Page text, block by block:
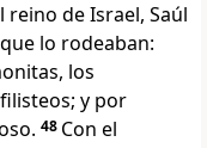
de Israel, Saúl
lo rodeaban:
los
y por
48 Con el